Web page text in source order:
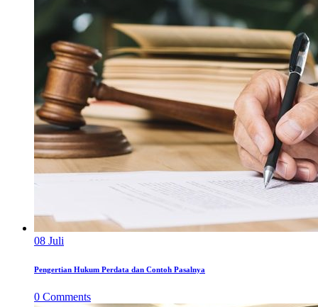
08 Juli
Pengertian Hukum Perdata dan Contoh Pasalnya
0 Comments